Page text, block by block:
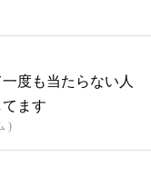
度も当たらない人
ます
)